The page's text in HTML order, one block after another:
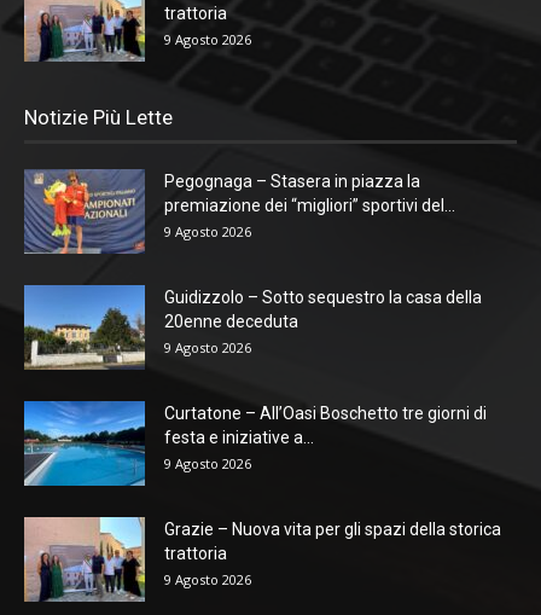
trattoria
9 Agosto 2026
Notizie Più Lette
Pegognaga – Stasera in piazza la
premiazione dei “migliori” sportivi del...
9 Agosto 2026
Guidizzolo – Sotto sequestro la casa della
20enne deceduta
9 Agosto 2026
Curtatone – All’Oasi Boschetto tre giorni di
festa e iniziative a...
9 Agosto 2026
Grazie – Nuova vita per gli spazi della storica
trattoria
9 Agosto 2026